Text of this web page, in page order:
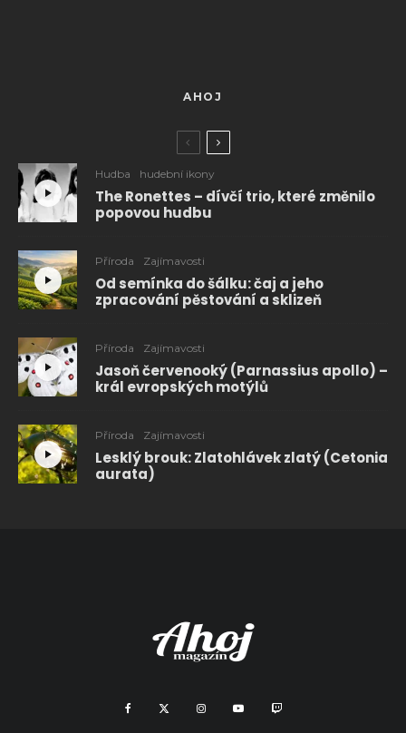
AHOJ
Hudba hudební ikony
The Ronettes – dívčí trio, které změnilo
popovou hudbu
Příroda Zajímavosti
Od semínka do šálku: čaj a jeho
zpracování pěstování a sklizeň
Příroda Zajímavosti
Jasoň červenooký (Parnassius apollo) –
král evropských motýlů
Příroda Zajímavosti
Lesklý brouk: Zlatohlávek zlatý (Cetonia
aurata)